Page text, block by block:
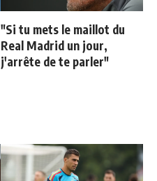
"Si tu mets le maillot du
Real Madrid un jour,
j'arrête de te parler"